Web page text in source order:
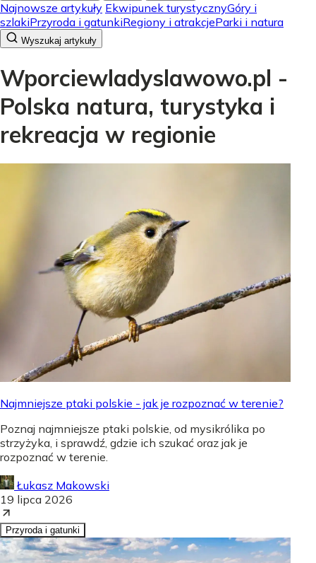
Najnowsze artykuły Ekwipunek turystycznyGóry i
szlakiPrzyroda i gatunkiRegiony i atrakcjeParki i natura
Wyszukaj artykuły
Wporciewladyslawowo.pl -
Polska natura, turystyka i
rekreacja w regionie
Najmniejsze ptaki polskie - jak je rozpoznać w terenie?
Poznaj najmniejsze ptaki polskie, od mysikrólika po
strzyżyka, i sprawdź, gdzie ich szukać oraz jak je
rozpoznać w terenie.
Łukasz Makowski
19 lipca 2026
Przyroda i gatunki